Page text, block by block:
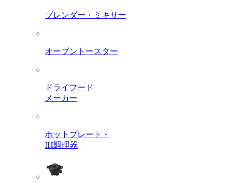
ブレンダー・ミキサー
オーブントースター
ドライフード
メーカー
ホットプレート・
IH調理器